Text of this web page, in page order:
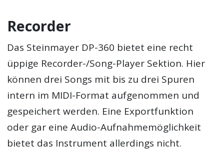
Recorder
Das Steinmayer DP-360 bietet eine recht
üppige Recorder-/Song-Player Sektion. Hier
können drei Songs mit bis zu drei Spuren
intern im MIDI-Format aufgenommen und
gespeichert werden. Eine Exportfunktion
oder gar eine Audio-Aufnahmemöglichkeit
bietet das Instrument allerdings nicht.